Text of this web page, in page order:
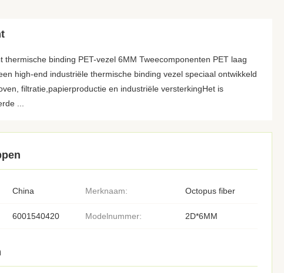
thermische binding PET-vezel 6MM Tweecomponenten PET laag
high-end industriële thermische binding vezel speciaal ontwikkeld
filtratie,papierproductie en industriële versterkingHet is
...
China Merknaam: Octopus fiber
6001540420 Modelnummer: 2D*6MM